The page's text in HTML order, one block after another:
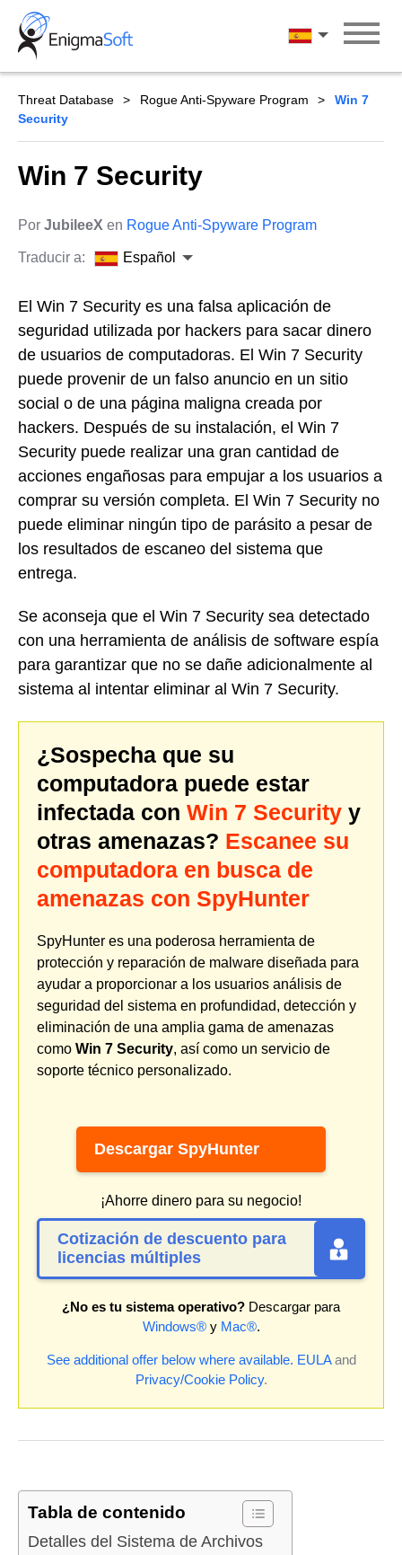
Skip
content
Español
Threat Database Rogue Anti-Spyware Program
Win 7
Security
Win 7 Security
Por JubileeX en Rogue Anti-Spyware Program
Traducir a: Español
El Win 7 Security es una falsa aplicación de
seguridad utilizada por hackers para sacar dinero
de usuarios de computadoras. El Win 7 Security
puede provenir de un falso anuncio en un sitio
social o de una página maligna creada por
hackers. Después de su instalación, el Win 7
Security puede realizar una gran cantidad de
acciones engañosas para empujar a los usuarios a
comprar su versión completa. El Win 7 Security no
puede eliminar ningún tipo de parásito a pesar de
los resultados de escaneo del sistema que
entrega.
Se aconseja que el Win 7 Security sea detectado
con una herramienta de análisis de software espía
para garantizar que no se dañe adicionalmente al
sistema al intentar eliminar al Win 7 Security.
¿Sospecha que su
computadora puede estar
infectada con Win 7 Security y
otras amenazas? Escanee su
computadora en busca de
amenazas con SpyHunter
SpyHunter es una poderosa herramienta de
protección y reparación de malware diseñada para
ayudar a proporcionar a los usuarios análisis de
seguridad del sistema en profundidad, detección y
eliminación de una amplia gama de amenazas
como Win 7 Security, así como un servicio de
soporte técnico personalizado.
Descargar SpyHunter
¡Ahorre dinero para su negocio!
Cotización de descuento para
licencias múltiples
¿No es tu sistema operativo? Descargar para
Windows®y Mac®.
See additional offer below where available. EULAand
Privacy/Cookie Policy.
Tabla de contenido
Detalles del Sistema de Archivos